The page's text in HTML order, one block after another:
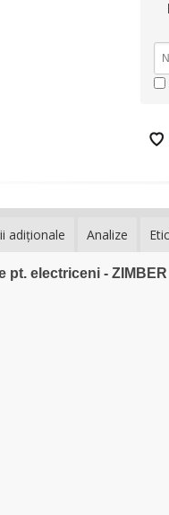
adiţionale Analize
pt. electriceni - ZIMBER